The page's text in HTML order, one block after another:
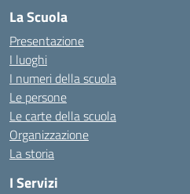
La Scuola
Presentazione
I luoghi
I numeri della scuola
Le persone
Le carte della scuola
Organizzazione
La storia
I Servizi